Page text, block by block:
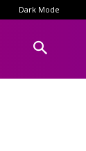
Dark Mode